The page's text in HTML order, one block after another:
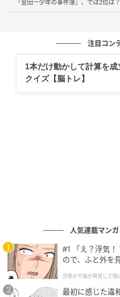
田一少年に憧れたことがき
約8年ぶりの新シリーズとな
ジを残しつつ、イマドキ感
像を体現。犯人を追い詰め
この記事の執筆者： くま な
編プロ出身のフリーランスエ
校閲・SNS運用担当として
制作に携わっています。得意
イル・金融・育児・エンタメ
『金田一少年の事件簿』、では2位は？
注目コン
1本だけ動かして計算を
クイズ【脳トレ】
人気連載マン
#1 「え？浮気
ので、ふと外を
クチャにしてや
旦那の不倫が発覚して頭
最初に感じた違